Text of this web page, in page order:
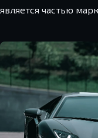
является частью